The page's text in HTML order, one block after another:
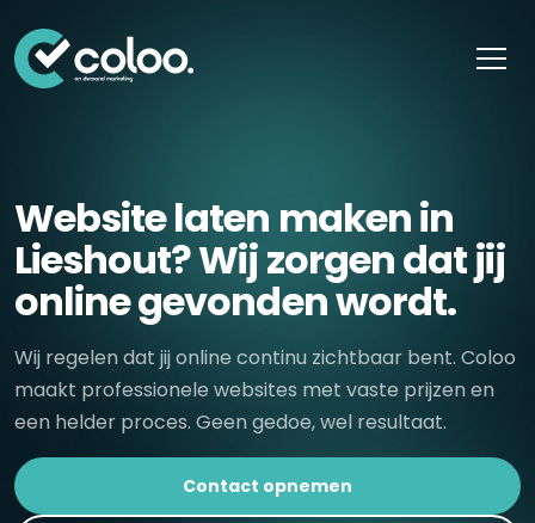
Website laten maken in
Lieshout? Wij zorgen dat jij
online gevonden wordt.
Wij regelen dat jij online continu zichtbaar bent. Coloo
maakt professionele websites met vaste prijzen en
een helder proces. Geen gedoe, wel resultaat.
Contact opnemen